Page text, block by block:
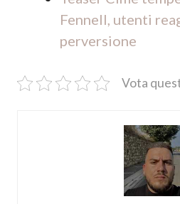
Fennell, utenti
perversione
Vota